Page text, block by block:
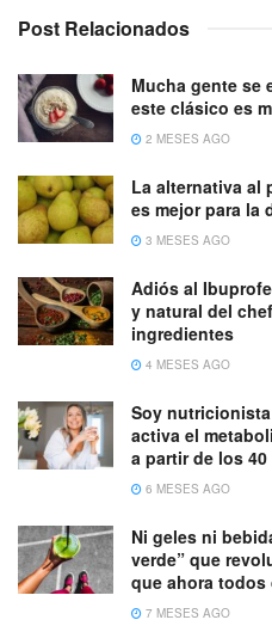
Post Relacionados
Mucha gente se
este clásico es
2 MESES AGO
La alternativa al
es mejor para la
3 MESES AGO
Adiós al
y natural del
ingredientes
4 MESES AGO
Soy
activa el
a partir de los 40
6 MESES AGO
Ni geles ni
verde” que
que ahora
7 MESES AGO